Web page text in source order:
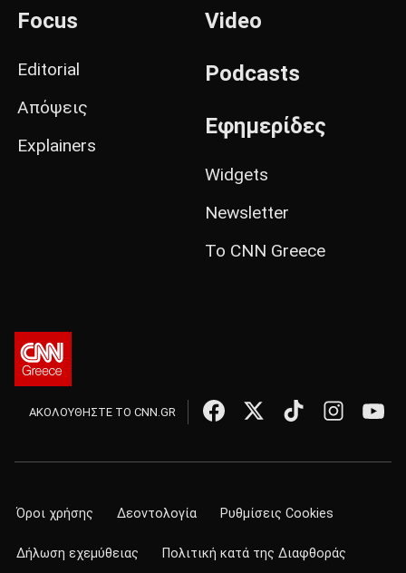
Focus
Editorial
Απόψεις
Explainers
Video
Podcasts
Εφημερίδες
Widgets
Newsletter
Το CNN Greece
ΑΚΟΛΟΥΘΗΣΤΕ ΤΟ CNN.GR
Όροι χρήσης Δεοντολογία Ρυθμίσεις Cookies
Δήλωση εχεμύθειας Πολιτική κατά της Διαφθοράς